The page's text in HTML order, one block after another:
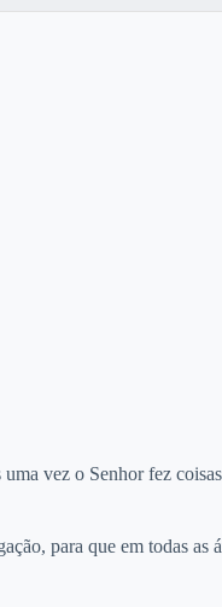
vez o Senhor fez
para que em todas as